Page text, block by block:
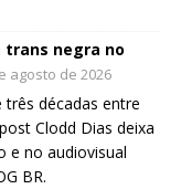
trans negra no
agosto de 2026
décadas entre
Clodd Dias deixa
e no audiovisual
BR.